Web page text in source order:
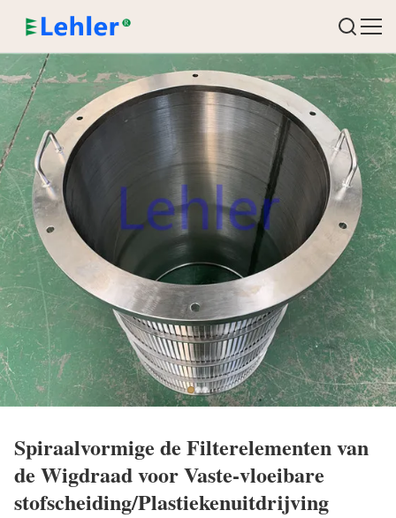
Spiraalvormige de Filterelementen van
de Wigdraad voor Vaste-vloeibare
stofscheiding/Plastiekenuitdrijving